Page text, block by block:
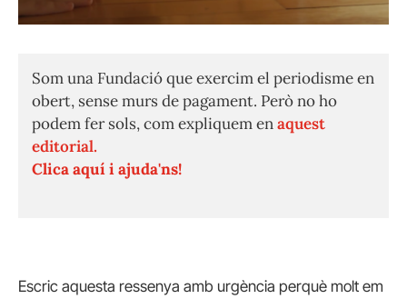
Som una Fundació que exercim el periodisme en
obert, sense murs de pagament. Però no ho
podem fer sols, com expliquem enaquest
editorial.
Clica aquí i ajuda'ns!
Escric aquesta ressenya amb urgència perquè molt em